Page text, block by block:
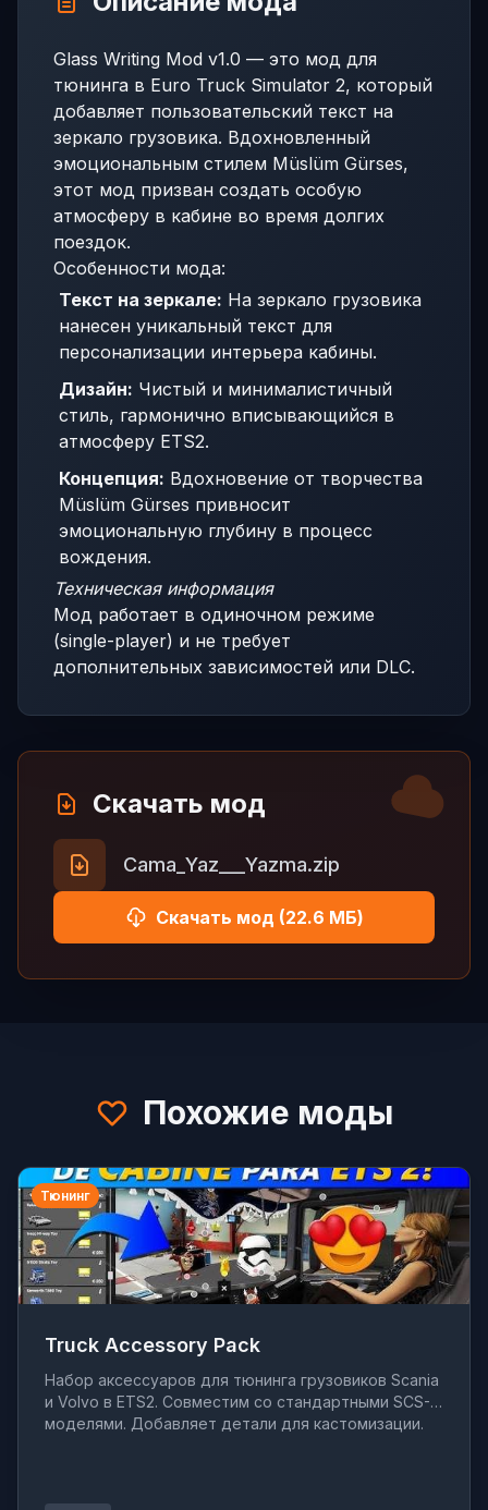
Glass Writing Mod v1.0 — это мод для
тюнинга в Euro Truck Simulator 2, который
добавляет пользовательский текст на
зеркало грузовика. Вдохновленный
эмоциональным стилем Müslüm Gürses,
этот мод призван создать особую
атмосферу в кабине во время долгих
поездок.
Особенности мода:
Текст на зеркале: На зеркало грузовика
нанесен уникальный текст для
персонализации интерьера кабины.
Дизайн: Чистый и минималистичный
стиль, гармонично вписывающийся в
атмосферу ETS2.
Концепция: Вдохновение от творчества
Müslüm Gürses привносит
эмоциональную глубину в процесс
вождения.
Техническая информация
Мод работает в одиночном режиме
(single-player) и не требует
дополнительных зависимостей или DLC.
Скачать мод
Cama_Yaz___Yazma.zip
Скачать мод (22.6 МБ)
Похожие моды
Тюнинг
Truck Accessory Pack
Набор аксессуаров для тюнинга грузовиков Scania
и Volvo в ETS2. Совместим со стандартными SCS-
моделями. Добавляет детали для кастомизации.